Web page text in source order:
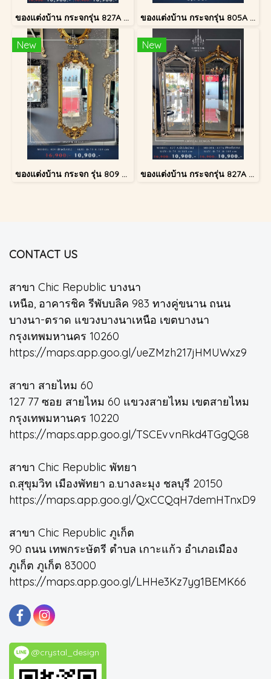
ของแต่งบ้าน กระจกรุ่น 827A สีเงินโบราณ ของแต่งบ้าน กระจกรุ่น 805A สีเงินโบราณ
New
ของแต่งบ้าน กระจก รุ่น 809 สีทองโบราณ
New
ของแต่งบ้าน กระจกรุ่น 827A สีทองโบราณ
CONTACT US
สาขา Chic Republic บางนา
เหนือ, อาคารชิค รีพับบลิค 983 ทางคู่ขนาน ถนน
บางนา-ตราด แขวงบางนาเหนือ เขตบางนา
กรุงเทพมหานคร 10260
https://maps.app.goo.gl/ueZMzh217jHMUWxz9
สาขา สายไหม 60
127 77 ซอย สายไหม 60 แขวงสายไหม เขตสายไหม
กรุงเทพมหานคร 10220
https://maps.app.goo.gl/TSCEvvnRkd4TGgQG8
สาขา Chic Republic พัทยา
ถ.สุขุมวิท เมืองพัทยา อ.บางละมุง ชลบุรี 20150
https://maps.app.goo.gl/QxCCQqH7demHTnxD9
สาขา Chic Republic ภูเก็ต
90 ถนน เทพกระษัตรี ตำบล เกาะแก้ว อำเภอเมือง
ภูเก็ต ภูเก็ต 83000
https://maps.app.goo.gl/LHHe3Kz7yg1BEMK66
@crystal_design